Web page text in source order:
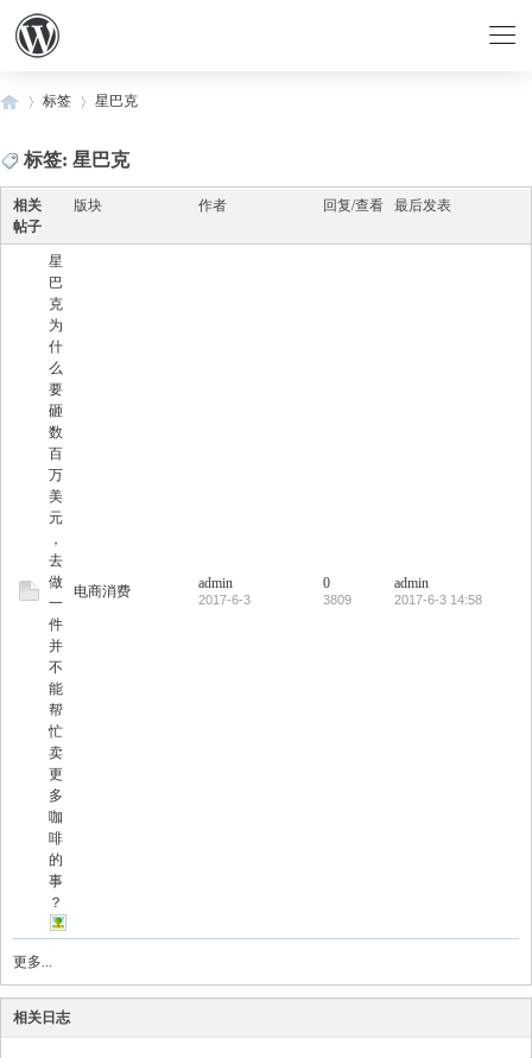
›
标签
›
星巴克
标签: 星巴克
相关
帖子
版块 作者 回复/查看 最后发表
星
巴
克
为
什
么
要
砸
数
百
万
美
元
，
去
做
一
件
并
不
能
帮
忙
卖
更
多
咖
啡
的
事
？
电商消费 admin
2017-6-3
0
3809
admin
2017-6-3 14:58
更多...
相关日志